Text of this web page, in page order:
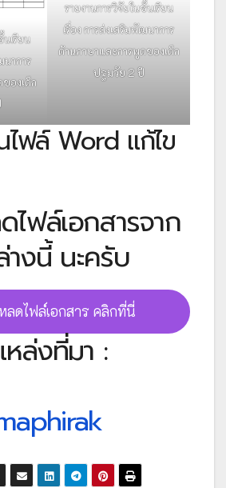
นเรียน
นาการ
องเด็ก
รายงานการวิจัยในชั้นเรียน
เรื่อง การส่งเสริมพัฒนาการ
ด้านภาษาและการพูดของเด็ก
ปฐมวัย 2 ปี
ไฟล์ Word แก้ไข
ไฟล์เอกสารจาก
งนี้ นะครับ
ลดไฟล์เอกสาร คลิกที่นี่
ล่งที่มา :